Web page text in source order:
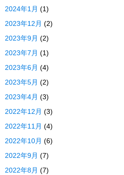
2024年1月 (1)
2023年12月 (2)
2023年9月 (2)
2023年7月 (1)
2023年6月 (4)
2023年5月 (2)
2023年4月 (3)
2022年12月 (3)
2022年11月 (4)
2022年10月 (6)
2022年9月 (7)
2022年8月 (7)